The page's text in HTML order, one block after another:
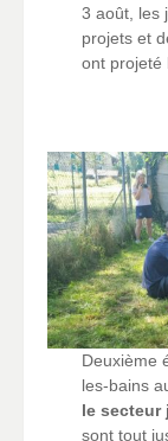
3 août, les
projets et
ont projeté
Deuxième
les-bains
le secteur
sont tout